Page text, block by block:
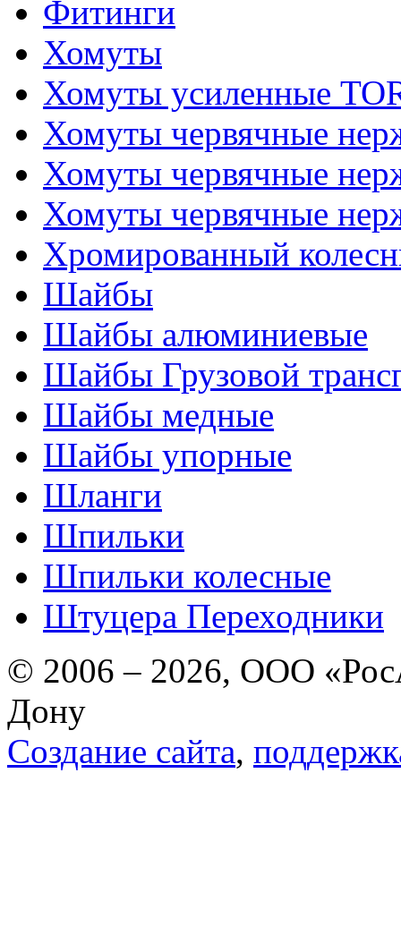
Фитинги
Хомуты
Хомуты усиленные
Хомуты червячные
Хомуты червячные
Хомуты червячные
Хромированный
Шайбы
Шайбы алюминиевые
Шайбы Грузовой
Шайбы медные
Шайбы упорные
Шланги
Шпильки
Шпильки колесные
Штуцера Переходники
© 2006 – 2026, ООО
Дону
Создание сайта,